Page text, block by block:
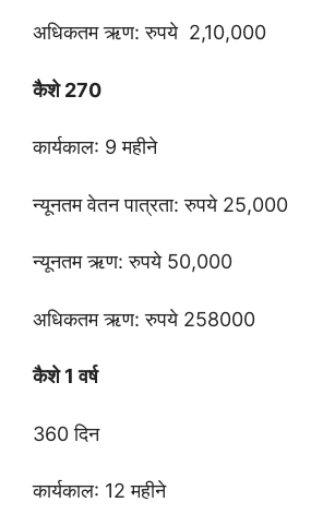
अधिकतम ऋण: रुपये 2,10,000
कैशे 270
कार्यकाल: 9 महीने
न्यूनतम वेतन पात्रता: रुपये 25,000
न्यूनतम ऋण: रुपये 50,000
अधिकतम ऋण: रुपये 258000
कैशे 1 वर्ष
360 दिन
कार्यकाल: 12 महीने